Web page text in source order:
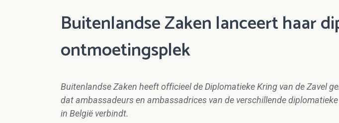
Buitenlandse Zaken lanceert haar
ontmoetingsplek
Buitenlandse Zaken heeft officieel de Diplomatieke Kring van de Zavel
dat ambassadeurs en ambassadrices van de verschillende
in België verbindt.